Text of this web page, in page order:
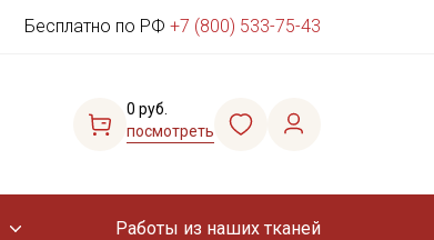
Бесплатно по РФ +7 (800) 533-75-43
0 руб.
посмотреть
Работы из наших тканей